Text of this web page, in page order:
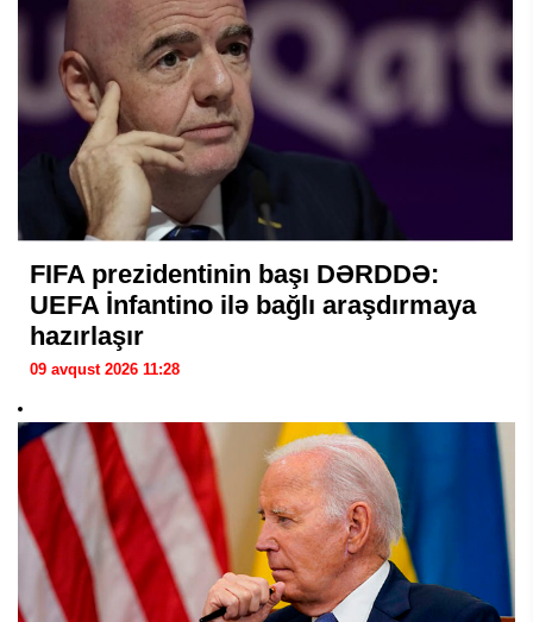
FIFA prezidentinin başı DƏRDDƏ:
UEFA İnfantino ilə bağlı araşdırmaya
hazırlaşır
09 avqust 2026 11:28